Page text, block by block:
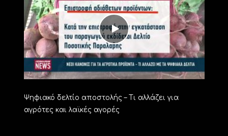
Ψηφιακό δελτίο αποστολής – Τι αλλάζει για
αγρότες και λαϊκές αγορές